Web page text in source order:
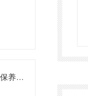
水产防水秤的正确使用及保养方法